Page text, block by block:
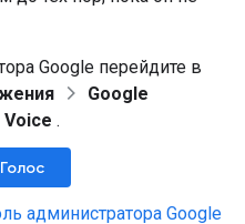
Google перейдите в
Google
Voice .
администратора Google